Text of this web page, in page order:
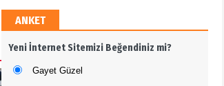
Değerli Bilim İnsanı Tosun
Terzioğlu'na Saygı..
Dr. MEHMET ÖZDEMİR
ANKET
Yeni İnternet Sitemizi Beğendiniz mi?
Gayet Güzel